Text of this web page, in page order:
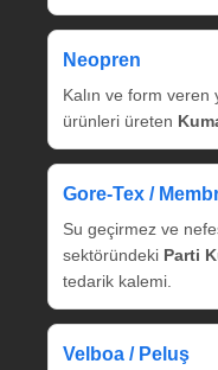
Neopren
Kalın ve form veren
ürünleri üreten
Gore‑Tex /
Su geçirmez ve
sektöründeki Parti
tedarik kalemi.
Velboa / Peluş